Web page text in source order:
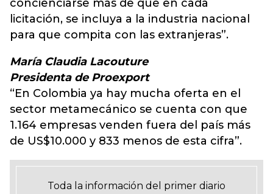
concienciarse más de que en cada
licitación, se incluya a la industria nacional
para que compita con las extranjeras”.
María Claudia Lacouture
Presidenta de Proexport
“En Colombia ya hay mucha oferta en el
sector metamecánico se cuenta con que
1.164 empresas venden fuera del país más
de US$10.000 y 833 menos de esta cifra”.
Toda la información del primer diario